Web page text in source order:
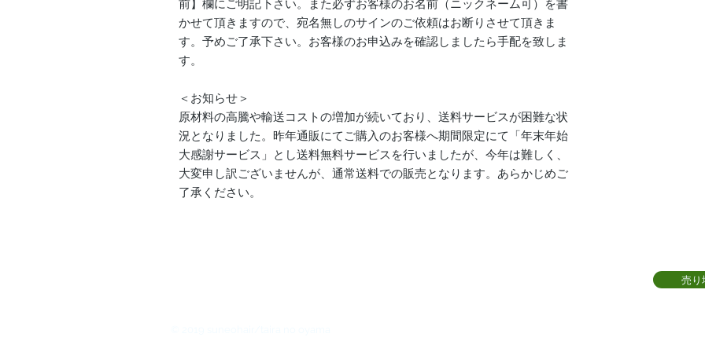
前】欄にご明記下さい。また必ずお客様のお名前（ニックネーム可）を書
かせて頂きますので、宛名無しのサインのご依頼はお断りさせて頂きま
す。予めご了承下さい。お客様のお申込みを確認しましたら手配を致しま
す。
＜お知らせ＞
原材料の高騰や輸送コストの増加が続いており、送料サービスが困難な状
況となりました。昨年通販にてご購入のお客様へ期間限定にて「年末年始
大感謝サービス」とし送料無料サービスを行いましたが、今年は難しく、
大変申し訳ございませんが、通常送料での販売となります。あらかじめご
了承ください。
売り